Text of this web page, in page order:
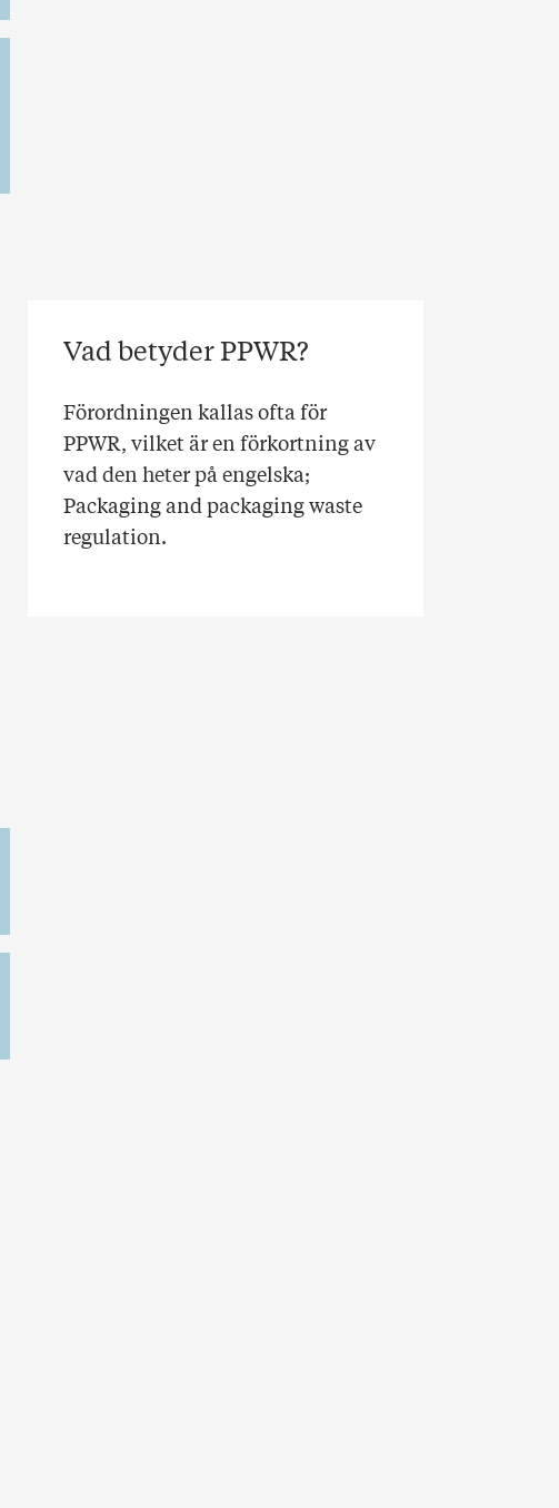
Vad betyder PPWR?
Förordningen kallas ofta för
PPWR, vilket är en förkortning av
vad den heter på engelska;
Packaging and packaging waste
regulation.